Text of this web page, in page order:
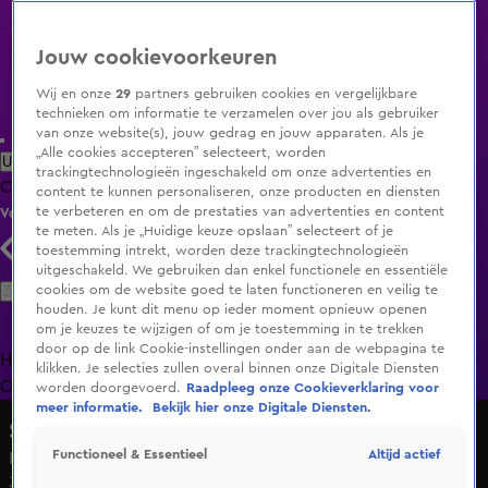
Uitzending Gemist Populaire programma's Zenders Genres
ClipsFilmsRadioSmart TV inlogShop
Volg KIJK
Zoeken
HomeUitzending Gemist Programma's De Bondgenoten
OranjezomerLivestreamsShop
Shownieuws
Elvis-zanger Bouke verrast met 150.000 bezoekers
Za 13 juni, 11:39
Jouw cookievoorkeuren
Wij en onze29 partners gebruiken cookies en vergelijkbare
technieken om informatie te verzamelen over jou als gebruiker
van onze website(s), jouw gedrag en jouw apparaten. Als je
„Alle cookies accepteren” selecteert, worden
trackingtechnologieën ingeschakeld om onze advertenties en
content te kunnen personaliseren, onze producten en diensten
te verbeteren en om de prestaties van advertenties en content
te meten. Als je „Huidige keuze opslaan” selecteert of je
toestemming intrekt, worden deze trackingtechnologieën
uitgeschakeld. We gebruiken dan enkel functionele en essentiële
cookies om de website goed te laten functioneren en veilig te
houden. Je kunt dit menu op ieder moment opnieuw openen
om je keuzes te wijzigen of om je toestemming in te trekken
door op de link Cookie-instellingen onder aan de webpagina te
klikken. Je selecties zullen overal binnen onze Digitale Diensten
worden doorgevoerd.
Raadpleeg onze Cookieverklaring voor
meer informatie.
Bekijk hier onze Digitale Diensten.
Functioneel & Essentieel Altijd actief